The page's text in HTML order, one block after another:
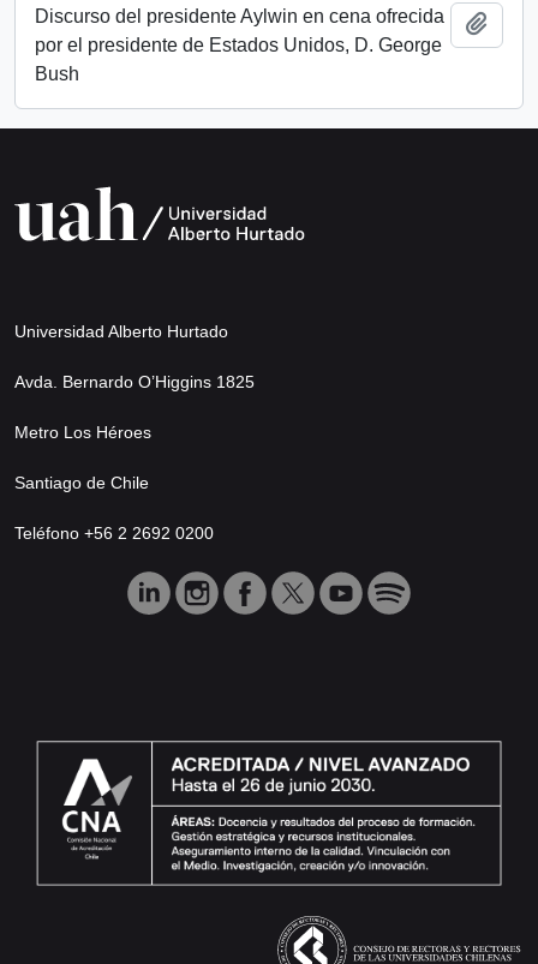
Discurso del presidente Aylwin en cena ofrecida
por el presidente de Estados Unidos, D. George
Bush
Universidad Alberto Hurtado
Avda. Bernardo O’Higgins 1825
Metro Los Héroes
Santiago de Chile
Teléfono +56 2 2692 0200